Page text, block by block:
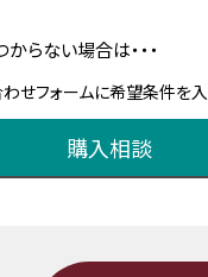
らない場合は・・・
せフォームに希望条件を
購入相談